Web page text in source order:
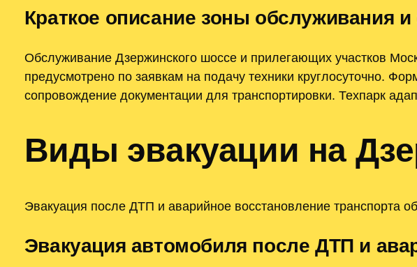
Краткое описание зоны обслуживания
Обслуживание Дзержинского шоссе и прилегающих участков
предусмотрено по заявкам на подачу техники круглосуточно.
сопровождение документации для транспортировки. Техпарк
Виды эвакуации на
Эвакуация после ДТП и аварийное восстановление транспорта
Эвакуация автомобиля после ДТП и